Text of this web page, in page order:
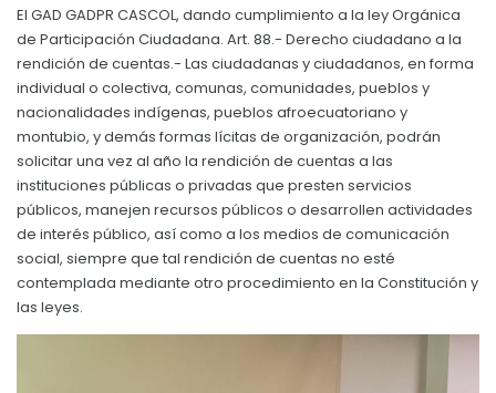
Ubicación
Clima
NEW
Sesiones Extraordinarias
Resoluciones
Convocatorias
GESTIÓN ADMINISTRATIVA
Plan de desarrollo y Ordenamiento Territorial -
Plan Anual Contratación - PAC
Plan Operativo Anual - POA
CIUDADANÍA ACTIVA
Solicitud de acceso información pública
TURISMO
El GAD GADPR CASCOL, dando cumplimiento a la ley Orgánica
de Participación Ciudadana. Art. 88.- Derecho ciudadano a la
rendición de cuentas.- Las ciudadanas y ciudadanos, en forma
individual o colectiva, comunas, comunidades, pueblos y
nacionalidades indígenas, pueblos afroecuatoriano y
montubio, y demás formas lícitas de organización, podrán
solicitar una vez al año la rendición de cuentas a las
instituciones públicas o privadas que presten servicios
públicos, manejen recursos públicos o desarrollen actividades
de interés público, así como a los medios de comunicación
social, siempre que tal rendición de cuentas no esté
contemplada mediante otro procedimiento en la Constitución y
las leyes.